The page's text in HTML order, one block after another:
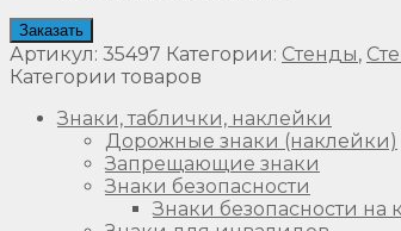
Заказать
Артикул: 35497 Категории: Стенды,
Категории товаров
Знаки, таблички, наклейки
Дорожные знаки (наклейки)
Запрещающие знаки
Знаки безопасности
Знаки безопасности на